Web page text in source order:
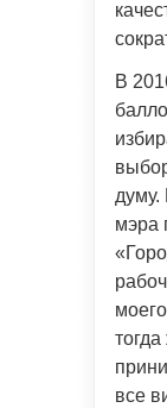
В
думу.
мэра
все